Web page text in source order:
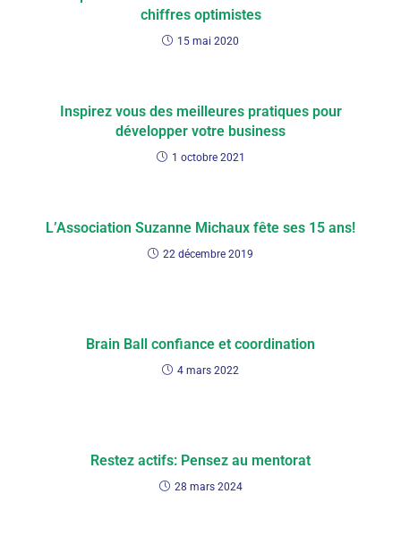
chiffres optimistes
15 mai 2020
Inspirez vous des meilleures pratiques pour
développer votre business
1 octobre 2021
L’Association Suzanne Michaux fête ses 15 ans!
22 décembre 2019
Brain Ball confiance et coordination
4 mars 2022
Restez actifs: Pensez au mentorat
28 mars 2024